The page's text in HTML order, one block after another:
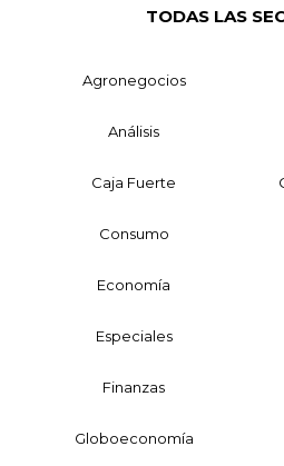
TODAS LAS
Agronegocios
Análisis
Caja Fuerte
Consumo
Economía
Especiales
Finanzas
Globoeconomía